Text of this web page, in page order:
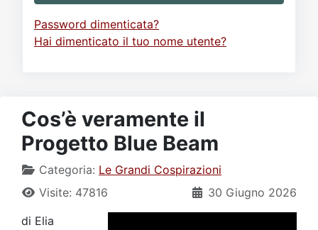
Password dimenticata?
Hai dimenticato il tuo nome utente?
Cos’è veramente il
Progetto Blue Beam
Categoria: Le Grandi Cospirazioni
30 Giugno 2026
Visite: 47816
di Elia